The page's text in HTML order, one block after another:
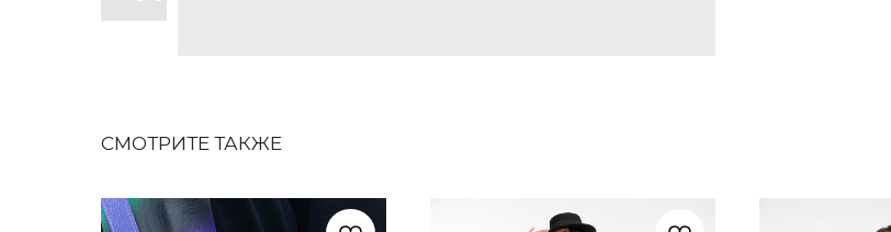
СМОТРИТЕ ТАКЖЕ